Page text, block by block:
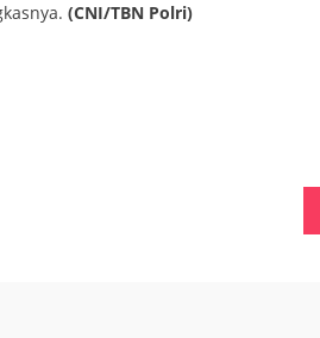
(CNI/TBN Polri)